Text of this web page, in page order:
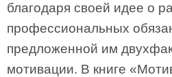
благодаря своей идее о
профессиональных
предложенной им
мотивации. В книге